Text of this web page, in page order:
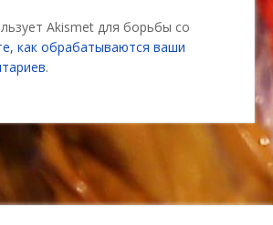
Akismet для борьбы со
как обрабатываются ваши
.